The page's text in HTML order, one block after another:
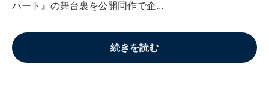
ハート』の舞台裏を公開同作で企...
続きを読む